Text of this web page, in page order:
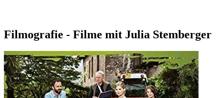
Filmografie - Filme mit Julia Stemberger